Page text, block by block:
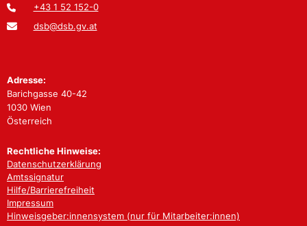
+43 1 52 152-0
dsb@dsb.gv.at
Adresse:
Barichgasse 40-42
1030 Wien
Österreich
Rechtliche Hinweise:
Datenschutzerklärung
Amtssignatur
Hilfe/Barrierefreiheit
Impressum
Hinweisgeber:innensystem (nur für Mitarbeiter:innen)